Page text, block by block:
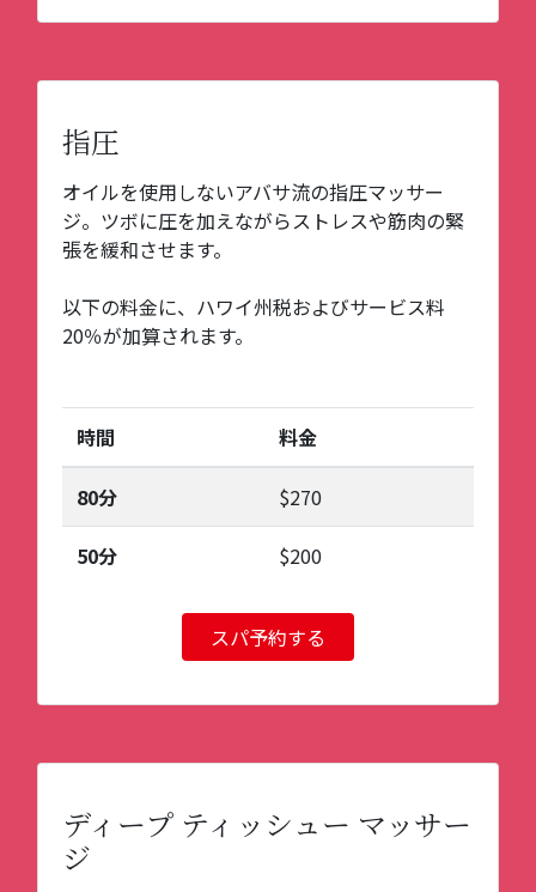
指圧
オイルを使用しないアバサ流の指圧マッサー
ジ。ツボに圧を加えながらストレスや筋肉の緊
張を緩和させます。
以下の料金に、ハワイ州税およびサービス料
20％が加算されます。
時間 料金
80分 $270
50分 $200
スパ予約する
ディープ ティッシュー マッサー
ジ